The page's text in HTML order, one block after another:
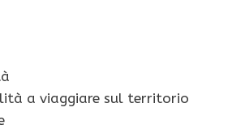
a viaggiare sul territorio